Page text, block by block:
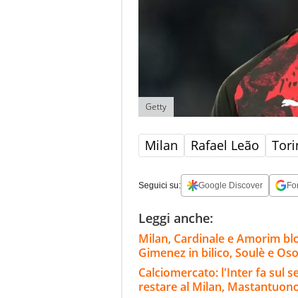
Getty
Milan Rafael Leão
Seguici su: Google Discover
Leggi anche:
Milan, Cardinale e Amorim
Gimenez in bilico, Soulè e
Calciomercato: l'Inter fa sul
restare al Milan,